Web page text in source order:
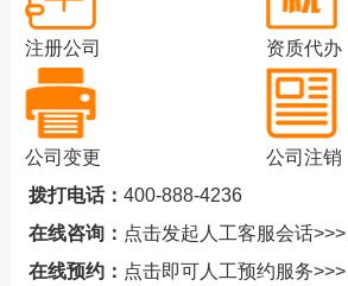
注册公司 资质代办
公司变更
公司注销
拨打电话： 400-888-4236
在线咨询： 点击发起人工客服会话>>>
在线预约： 点击即可人工预约服务>>>